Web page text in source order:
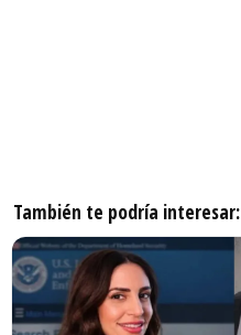
También te podría interesar: